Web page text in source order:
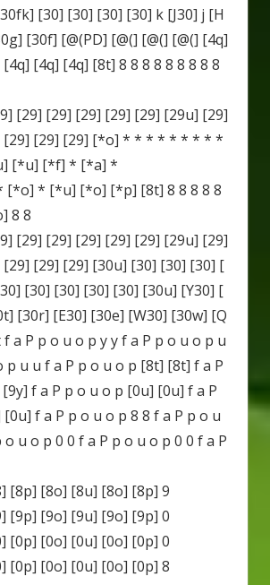
[30] [30] [30] [30] k [J30] j [H
[30f] [@(PD] [@(] [@(] [@(] [4q]
[4q] [4q] [8t] 8 8 8 8 8 8 8 8 8
[29] [29] [29] [29] [29] [29u] [29]
[29] [29] [29] [*o] * * * * * * * * *
[*u] [*f] * [*a] *
* [*u] [*o] [*p] [8t] 8 8 8 8 8
8 8
[29] [29] [29] [29] [29] [29u] [29]
[29] [29] [30u] [30] [30] [30] [
[30] [30] [30] [30] [30u] [Y30] [
[30r] [E30] [30e] [W30] [30w] [Q
a P p o u o p y y f a P p o u o p u
p u u f a P p o u o p [8t] [8t] f a P
f a P p o u o p [0u] [0u] f a P
f a P p o u o p 8 8 f a P p o u
o u o p 0 0 f a P p o u o p 0 0 f a P
[8p] [8o] [8u] [8o] [8p] 9
[9p] [9o] [9u] [9o] [9p] 0
[0p] [0o] [0u] [0o] [0p] 0
[0p] [0o] [0u] [0o] [0p] 8